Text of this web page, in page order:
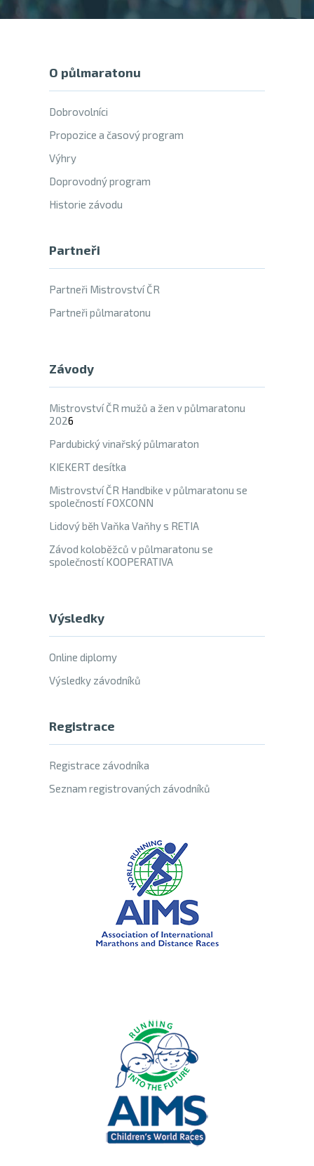
O půlmaratonu
Dobrovolníci
Propozice a časový program
Výhry
Doprovodný program
Historie závodu
Partneři
Partneři Mistrovství ČR
Partneři půlmaratonu
Závody
Mistrovství ČR mužů a žen v půlmaratonu
2026
Pardubický vinařský půlmaraton
KIEKERT desítka
Mistrovství ČR Handbike v půlmaratonu se
společností FOXCONN
Lidový běh Vaňka Vaňhy s RETIA
Závod koloběžců v půlmaratonu se
společností KOOPERATIVA
Výsledky
Online diplomy
Výsledky závodníků
Registrace
Registrace závodníka
Seznam registrovaných závodníků